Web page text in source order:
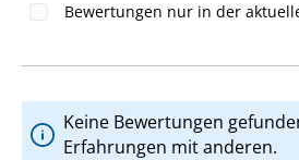
Bewertungen nur in der
Keine Bewertungen
Erfahrungen mit anderen.